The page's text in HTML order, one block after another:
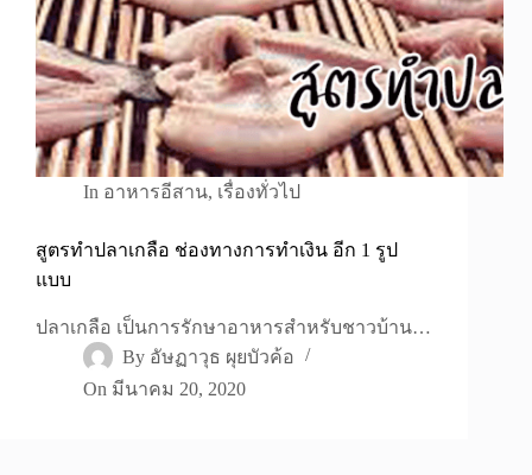
In อาหารอีสาน, เรื่องทั่วไป
สูตรทำปลาเกลือ ช่องทางการทำเงิน อีก 1 รูป
แบบ
ปลาเกลือ เป็นการรักษาอาหารสำหรับชาวบ้าน…
By อัษฏาวุธ ผุยบัวค้อ
On มีนาคม 20, 2020